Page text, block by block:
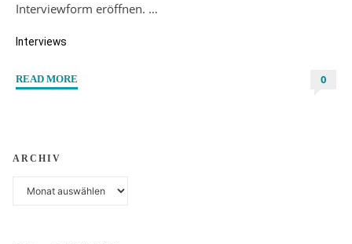
Interviewform eröffnen. …
Interviews
READ MORE
paar
0
ARCHIV